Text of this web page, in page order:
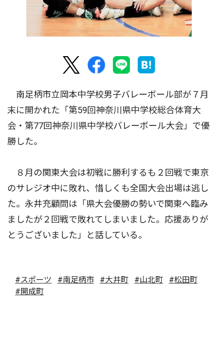
南足柄市立岡本中学校男子バレーボール部が７月
末に開かれた「第59回神奈川県中学校総合体育大
会・第77回神奈川県中学校バレーボール大会」で優
勝した。
８月の関東大会は初戦に勝利するも２回戦で東京
のサレジオ中に敗れ、惜しくも全国大会出場は逃し
た。永井充顧問は「県大会優勝の勢いで関東へ臨み
ましたが２回戦で敗れてしまいました。応援ありが
とうございました」と話している。
#スポーツ #南足柄市 #大井町 #山北町
#松田町
#開成町